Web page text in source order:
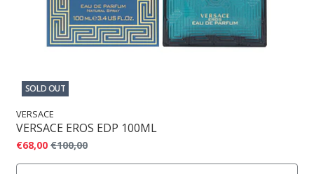
SOLD OUT
VERSACE
VERSACE EROS EDP 100ML
€68,00 €100,00